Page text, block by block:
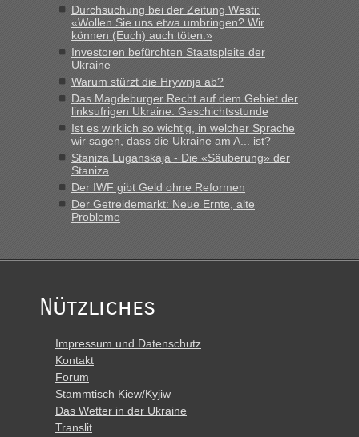
Durchsuchung bei der Zeitung Westi:
«Wollen Sie uns etwa umbringen? Wir
können (Euch) auch töten.»
Investoren befürchten Staatspleite der
Ukraine
Warum stürzt die Hrywnja ab?
Das Magdeburger Recht auf dem Gebiet der
linksufrigen Ukraine: Geschichtsstunde
Ist es wirklich so wichtig, in welcher Sprache
wir sagen, dass die Ukraine am A... ist?
Staniza Luganskaja - Die «Säuberung» der
Staniza
Der IWF gibt Geld ohne Reformen
Der Getreidemarkt: Neue Ernte, alte
Probleme
Nützliches
Impressum und Datenschutz
Kontakt
Forum
Stammtisch Kiew/Kyjiw
Das Wetter in der Ukraine
Translit